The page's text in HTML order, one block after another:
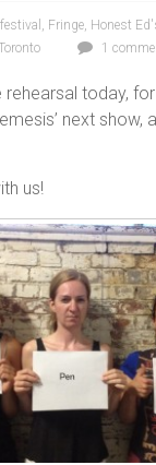
festival , Fringe, Honest
1
today,
next show,
us!